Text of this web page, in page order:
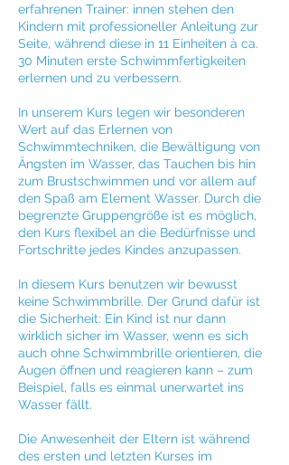
erfahrenen Trainer: innen stehen den
Kindern mit professioneller Anleitung zur
Seite, während diese in 11 Einheiten à ca.
30 Minuten erste Schwimmfertigkeiten
erlernen und zu verbessern.
In unserem Kurs legen wir besonderen
Wert auf das Erlernen von
Schwimmtechniken, die Bewältigung von
Ängsten im Wasser, das Tauchen bis hin
zum Brustschwimmen und vor allem auf
den Spaß am Element Wasser. Durch die
begrenzte Gruppengröße ist es möglich,
den Kurs flexibel an die Bedürfnisse und
Fortschritte jedes Kindes anzupassen.
In diesem Kurs benutzen wir bewusst
keine Schwimmbrille. Der Grund dafür ist
die Sicherheit: Ein Kind ist nur dann
wirklich sicher im Wasser, wenn es sich
auch ohne Schwimmbrille orientieren, die
Augen öffnen und reagieren kann – zum
Beispiel, falls es einmal unerwartet ins
Wasser fällt.
Die Anwesenheit der Eltern ist während
des ersten und letzten Kurses im